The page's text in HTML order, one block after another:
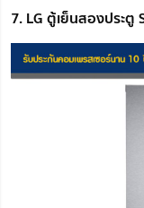
7. LG ตู้เย็นสองประตู